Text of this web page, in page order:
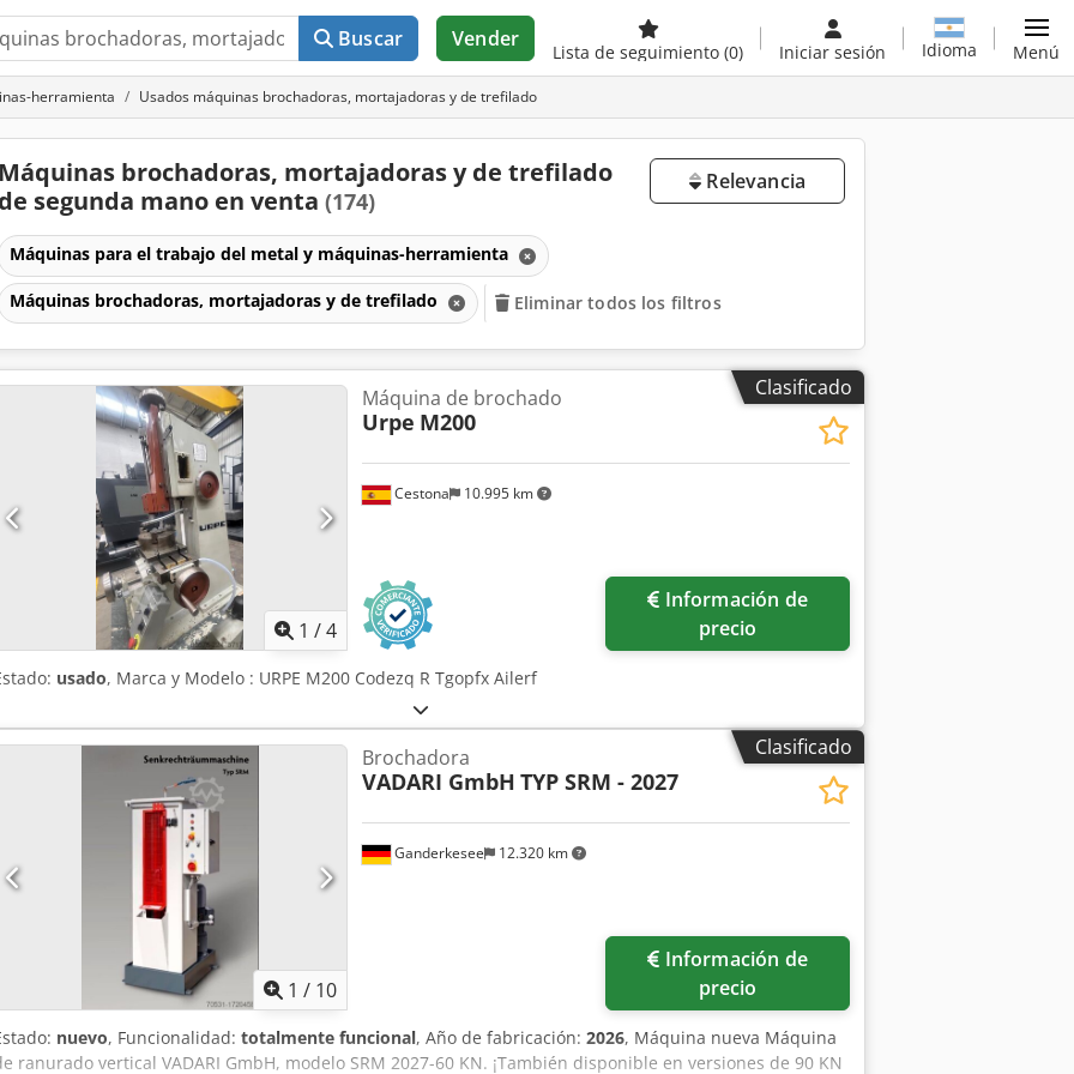
Buscar Vender
Lista de seguimiento (0) Iniciar sesión Idioma Menú
herramienta Usados máquinas brochadoras, mortajadoras y de trefilado
Máquinas brochadoras, mortajadoras y de trefilado
de segunda mano en venta (174)
Relevancia
Máquinas para el trabajo del metal y máquinas-herramienta
Máquinas brochadoras, mortajadoras y de trefilado Eliminar todos los filtros
Clasificado
1 /4
Cestona 10.995 km
Máquina de brochado
Urpe M200
precio
usado, Marca y Modelo : URPE M200 Codezq R Tgopfx Ailerf
Clasificado
1 / 10
Ganderkesee 12.320 km
Brochadora
VADARI GmbH TYP SRM - 2027
precio
nuevo, Funcionalidad: totalmente funcional, Año de fabricación: 2026, Máquina nueva Máquina
ranurado vertical VADARI GmbH, modelo SRM 2027-60 KN. ¡También disponible en versiones de 90 KN